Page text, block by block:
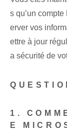
s qu’un
erver vos
ettre à jour
a sécurité de
1.
E